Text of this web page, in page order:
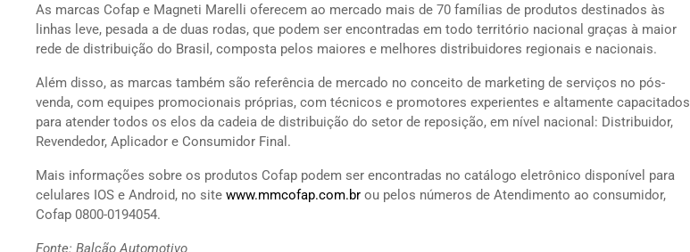
As marcas Cofap e Magneti Marelli oferecem ao mercado mais de 70 famílias de produtos destinados às
linhas leve, pesada a de duas rodas, que podem ser encontradas em todo território nacional graças à maior
rede de distribuição do Brasil, composta pelos maiores e melhores distribuidores regionais e nacionais.
Além disso, as marcas também são referência de mercado no conceito de marketing de serviços no pós-
venda, com equipes promocionais próprias, com técnicos e promotores experientes e altamente capacitados
para atender todos os elos da cadeia de distribuição do setor de reposição, em nível nacional: Distribuidor,
Revendedor, Aplicador e Consumidor Final.
Mais informações sobre os produtos Cofap podem ser encontradas no catálogo eletrônico disponível para
celulares IOS e Android, no site www.mmcofap.com.br ou pelos números de Atendimento ao consumidor,
Cofap 0800-0194054.
Fonte: Balcão Automotivo